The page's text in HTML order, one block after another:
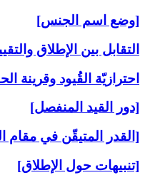
[وضع اسم الجنس]
التقابل بين الإطلاق
احترازيّة القُيود وقرينة
[دور القيد المنفصل]
[القدر المتيقّن في مقام
[تنبيهات حول الإطلاق]